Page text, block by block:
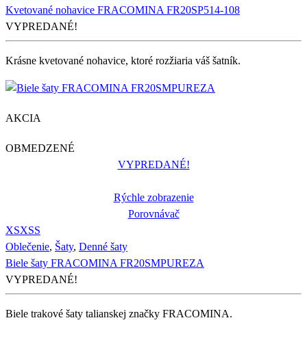
Kvetované nohavice FRACOMINA FR20SP514-108
VYPREDANÉ!
Krásne kvetované nohavice, ktoré rozžiaria váš šatník.
AKCIA
OBMEDZENÉ
VYPREDANÉ!
Rýchle zobrazenie
Porovnávač
XSXSS
Oblečenie, Šaty, Denné šaty
Biele šaty FRACOMINA FR20SMPUREZA
VYPREDANÉ!
Biele trakové šaty talianskej značky FRACOMINA.